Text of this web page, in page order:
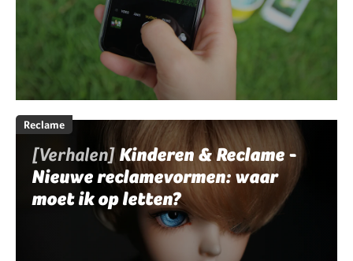
Reclame
[Verhalen]Kinderen & Reclame -
Nieuwe reclamevormen: waar
moet ik op letten?